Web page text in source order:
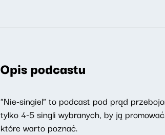
Opis podcastu
"Nie-singiel" to podcast pod prąd
tylko 4-5 singli wybranych, by ją
które warto poznać.